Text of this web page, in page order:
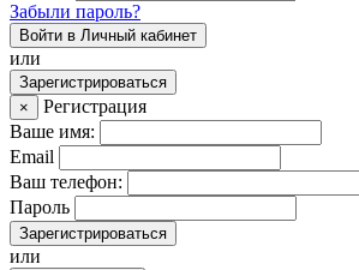
Забыли пароль?
Войти в Личный кабинет
или
Зарегистрироваться
×
Регистрация
Ваше имя:
Email
Ваш телефон:
Пароль
Зарегистрироваться
или